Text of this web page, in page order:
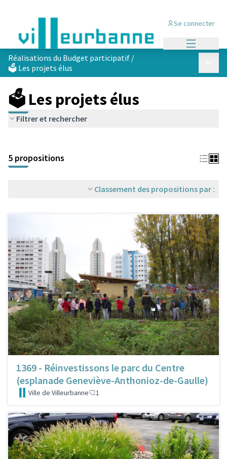
Se connecter
Réalisations du Budget participatif /
🗳️ Les projets élus
🗳️ Les projets élus
Filtrer et rechercher
+
−
5 propositions
Classement des propositions par :
1369 - Réinvestissons le parc du Centre
(esplanade Geneviève-Anthonioz-de-Gaulle)
Ville de Villeurbanne 1